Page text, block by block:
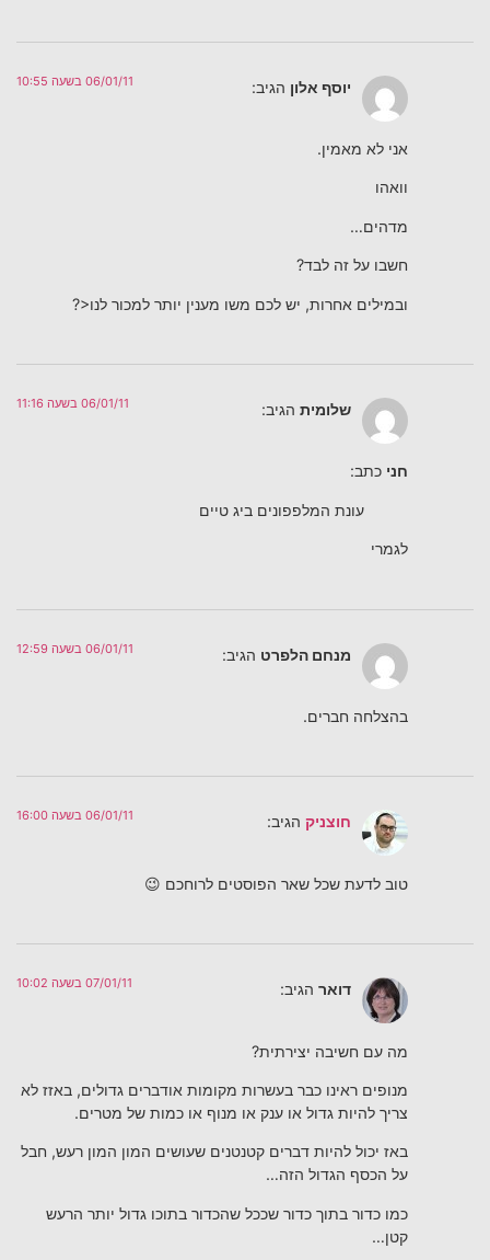
יוסף אלון הגיב: 06/01/11 בשעה 10:55
אני לא מאמין.
וואהו
מדהים…
חשבו על זה לבד?
ובמילים אחרות, יש לכם משו מענין יותר למכור לנו<?
שלומית הגיב: 06/01/11 בשעה 11:16
חני כתב:
עונת המלפפונים ביג טיים
לגמרי
מנחם הלפרט הגיב: 06/01/11 בשעה 12:59
בהצלחה חברים.
חוצניק הגיב: 06/01/11 בשעה 16:00
טוב לדעת שכל שאר הפוסטים לרוחכם 😉
דואר הגיב: 07/01/11 בשעה 10:02
מה עם חשיבה יצירתית?
מנופים ראינו כבר בעשרות מקומות אודברים גדולים, באזז לא
צריך להיות גדול או ענק או מנוף או כמות של מטרים.
באז יכול להיות דברים קטנטנים שעושים המון המון רעש, חבל
על הכסף הגדול הזה…
כמו כדור בתוך כדור שככל שהכדור בתוכו גדול יותר הרעש
קטן…